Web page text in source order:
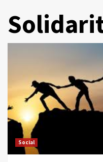
Social